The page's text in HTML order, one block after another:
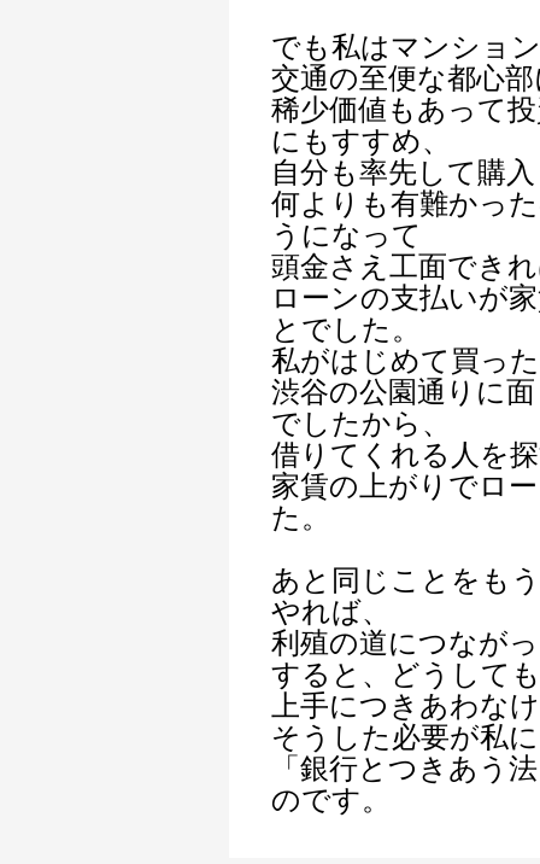
でも私はマンショ
交通の至便な都心
稀少価値もあって
にもすすめ、
自分も率先して購
何よりも有難かっ
うになって
頭金さえ工面でき
ローンの支払いが
とでした。
私がはじめて買っ
渋谷の公園通りに
でしたから、
借りてくれる人を
家賃の上がりでロ
た。
あと同じことをも
やれば、
利殖の道につなが
すると、どうして
上手につきあわな
そうした必要が私に
「銀行とつきあう
のです。